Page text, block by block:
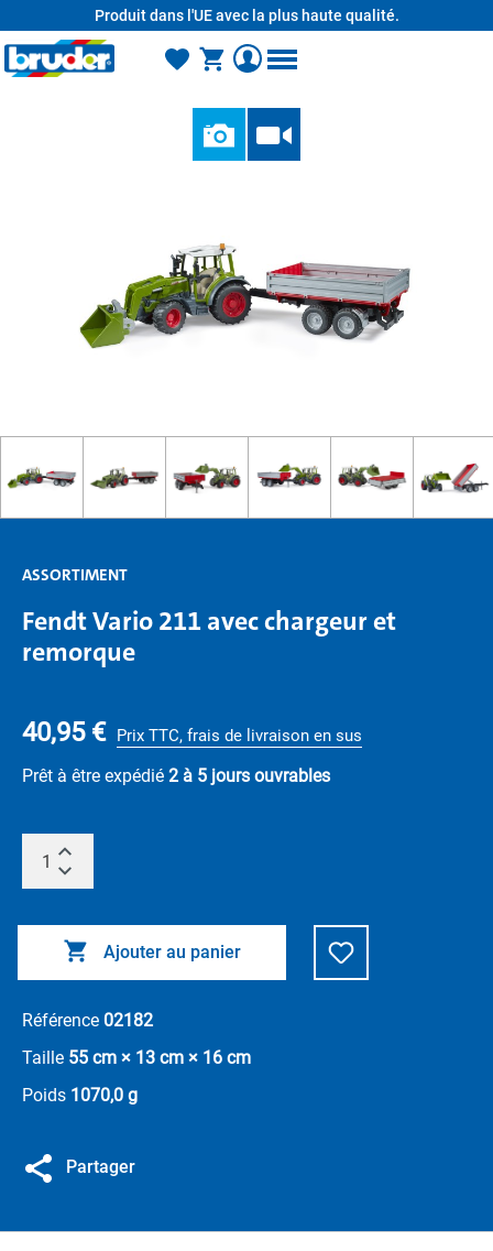
Produit dans l'UE avec la plus haute qualité.
ASSORTIMENT
Fendt Vario 211 avec chargeur et
remorque
40,95 € Prix TTC, frais de livraison en sus
Prêt à être expédié 2 à 5 jours ouvrables
Ajouter au panier
Référence 02182
Taille 55 cm × 13 cm × 16 cm
Poids 1070,0 g
Partager